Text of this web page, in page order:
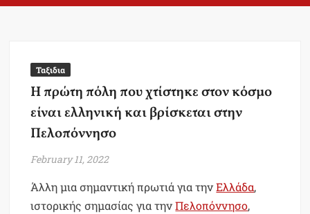
Ταξιδια
Η πρώτη πόλη που χτίστηκε στον κόσμο
είναι ελληνική και βρίσκεται στην
Πελοπόννησο
February 11, 2022
Άλλη μια σημαντική πρωτιά για τηνΕλλάδα,
ιστορικής σημασίας για τηνΠελοπόννησο,